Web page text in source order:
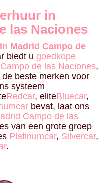
in
las Naciones
Madrid Campo de
biedt ugoedkope
de las Naciones,
beste merken voor
systeem
Redcar, eliteBluecar,
bevat, laat ons
Campo de las
van een grote groep
Platinumcar, Silvercar,
.